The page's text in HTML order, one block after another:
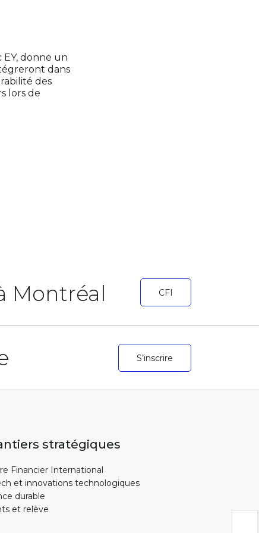
donne un
dans
des
lors de
Montréal CFI
S’inscrire
stratégiques
Financier International
et innovations technologiques
durable
et relève